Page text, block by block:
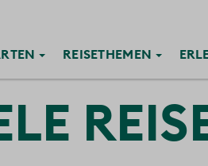
REISETHEMEN